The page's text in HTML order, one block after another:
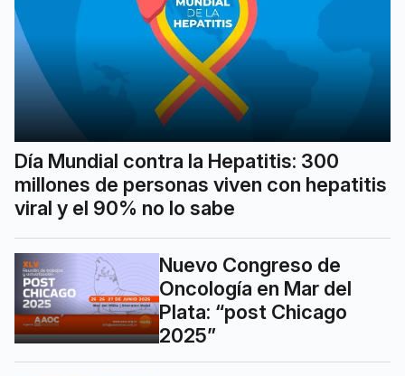
Día Mundial contra la Hepatitis: 300
millones de personas viven con hepatitis
viral y el 90% no lo sabe
Nuevo Congreso de
Oncología en Mar del
Plata: “post Chicago
2025”